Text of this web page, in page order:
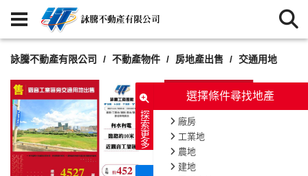
選擇條件尋找地產
廠房
工業地
農地
建地
探索更多
詠騰不動產有限公司 不動產物件 房地產出售 交通用地